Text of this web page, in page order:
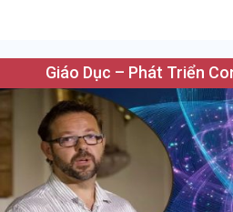
Giáo Dục – Phát Triển